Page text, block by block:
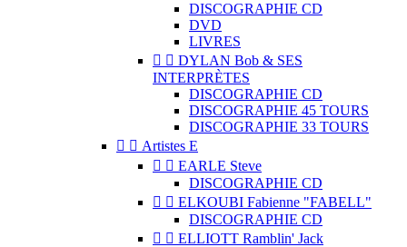
DISCOGRAPHIE CD
DVD
LIVRES
  DYLAN Bob & SES
INTERPRÈTES
DISCOGRAPHIE CD
DISCOGRAPHIE 45 TOURS
DISCOGRAPHIE 33 TOURS
  Artistes E
  EARLE Steve
DISCOGRAPHIE CD
  ELKOUBI Fabienne "FABELL"
DISCOGRAPHIE CD
  ELLIOTT Ramblin' Jack